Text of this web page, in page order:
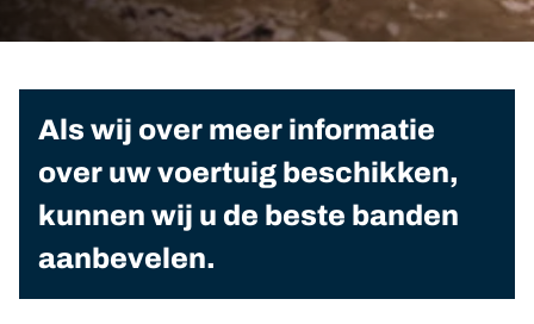
Als wij over meer informatie
over uw voertuig beschikken,
kunnen wij u de beste banden
aanbevelen.